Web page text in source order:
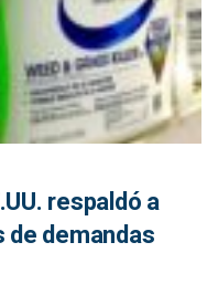
respaldó a
demandas